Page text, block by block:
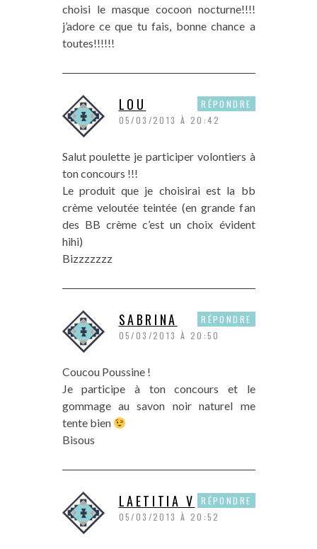
choisi le masque cocoon nocturne!!!!
j’adore ce que tu fais, bonne chance a
toutes!!!!!!
LOU
05/03/2013 À 20:42
Salut poulette je participer volontiers à
ton concours !!!
Le produit que je choisirai est la bb
crème veloutée teintée (en grande fan
des BB crème c’est un choix évident
hihi)
Bizzzzzzz
RÉPONDRE
SABRINA
05/03/2013 À 20:50
Coucou Poussine !
Je participe à ton concours et le
gommage au savon noir naturel me
tente bien
Bisous
RÉPONDRE
LAETITIA V
05/03/2013 À 20:52
RÉPONDRE